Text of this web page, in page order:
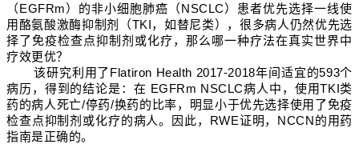
（EGFRm）的非小细胞肺癌（NSCLC）患者优先选择一线使
用酪氨酸激酶抑制剂（TKI，如替尼类），很多病人仍然优先选
择了免疫检查点抑制剂或化疗，那么哪一种疗法在真实世界中
疗效更优？
该研究利用了Flatiron Health 2017-2018年间适宜的593个
病历，得到的结论是：在 EGFRm NSCLC病人中，使用TKI类
药的病人死亡/停药/换药的比率，明显小于优先选择使用了免疫
检查点抑制剂或化疗的病人。因此，RWE证明，NCCN的用药
指南是正确的。